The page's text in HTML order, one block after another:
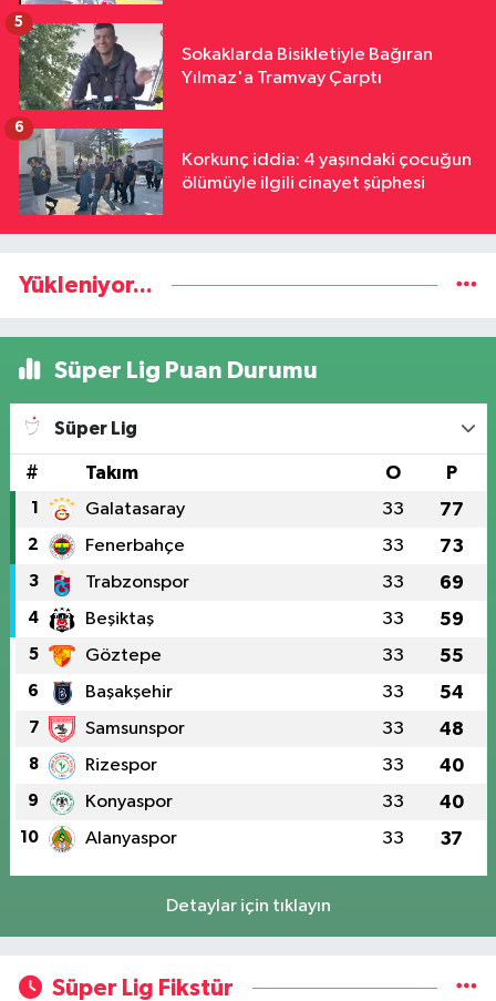
Sokaklarda Bisikletiyle Bağıran
Yılmaz'a Tramvay Çarptı
5
Korkunç iddia: 4 yaşındaki çocuğun
ölümüyle ilgili cinayet şüphesi
6
Yükleniyor...
Süper Lig Puan Durumu
Süper Lig
# Takım O P
1 Galatasaray 33 77
2 Fenerbahçe 33 73
3 Trabzonspor 33 69
4 Beşiktaş 33 59
5 Göztepe 33 55
6 Başakşehir 33 54
7 Samsunspor 33 48
8 Rizespor 33 40
9 Konyaspor 33 40
10 Alanyaspor 33 37
Detaylar için tıklayın
Süper Lig Fikstür